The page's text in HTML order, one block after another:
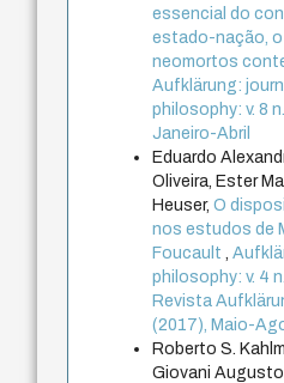
essencial do
estado-nação, o
neomortos
Aufklärung:
philosophy: v. 8
Janeiro-Abril
Eduardo
Oliveira, Ester
Heuser,O
nos estudos de
Foucault
,
philosophy: v. 4
Revista
(2017), Maio-
Roberto S.
Giovani